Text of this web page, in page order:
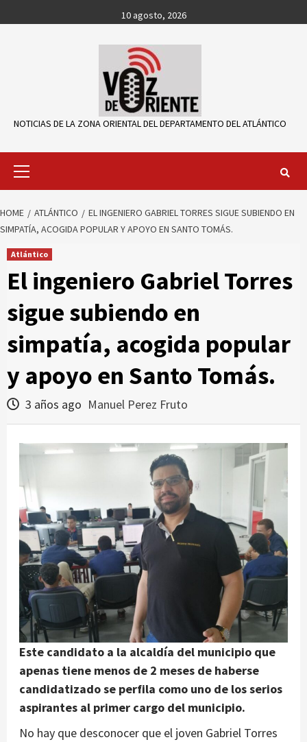
to
10 agosto, 2026
NOTICIAS DE LA ZONA ORIENTAL DEL DEPARTAMENTO DEL ATLÁNTICO
Primary
HOME ATLÁNTICO
EL INGENIERO GABRIEL TORRES SIGUE SUBIENDO EN
SIMPATÍA, ACOGIDA POPULAR Y APOYO EN SANTO TOMÁS.
Atlántico
El ingeniero Gabriel Torres
sigue subiendo en
simpatía, acogida popular
y apoyo en Santo Tomás.
3 años ago Manuel Perez Fruto
Este candidato a la alcaldía del municipio que
apenas tiene menos de 2 meses de haberse
candidatizado se perfila como uno de los serios
aspirantes al primer cargo del municipio.
No hay que desconocer que el joven Gabriel Torres